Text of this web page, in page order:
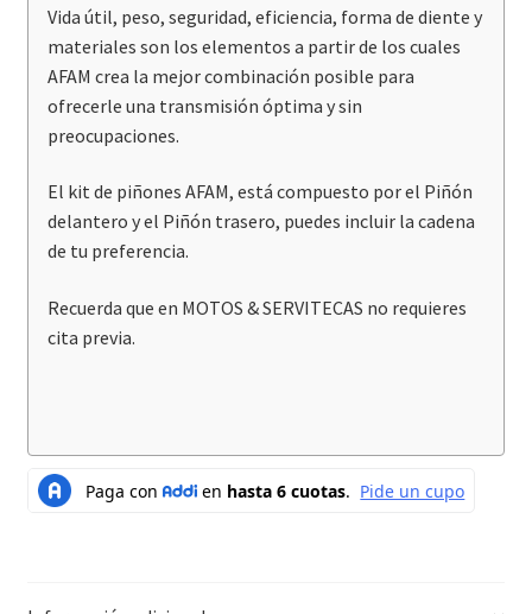
Vida útil, peso, seguridad, eficiencia, forma de diente y
materiales son los elementos a partir de los cuales
AFAM crea la mejor combinación posible para
ofrecerle una transmisión óptima y sin
preocupaciones.
El kit de piñones AFAM, está compuesto por el Piñón
delantero y el Piñón trasero, puedes incluir la cadena
de tu preferencia.
Recuerda que en MOTOS & SERVITECAS no requieres
cita previa.